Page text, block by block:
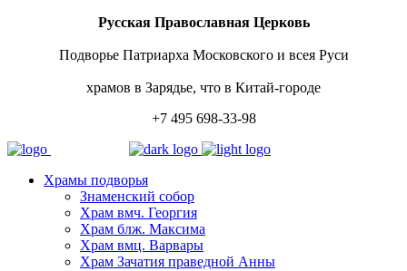
Русская Православная Церковь
Подворье Патриарха Московского и всея Руси
храмов в Зарядье, что в Китай-городе
+7 495 698-33-98
Храмы подворья
Знаменский собор
Храм вмч. Георгия
Храм блж. Максима
Храм вмц. Варвары
Храм Зачатия праведной Анны